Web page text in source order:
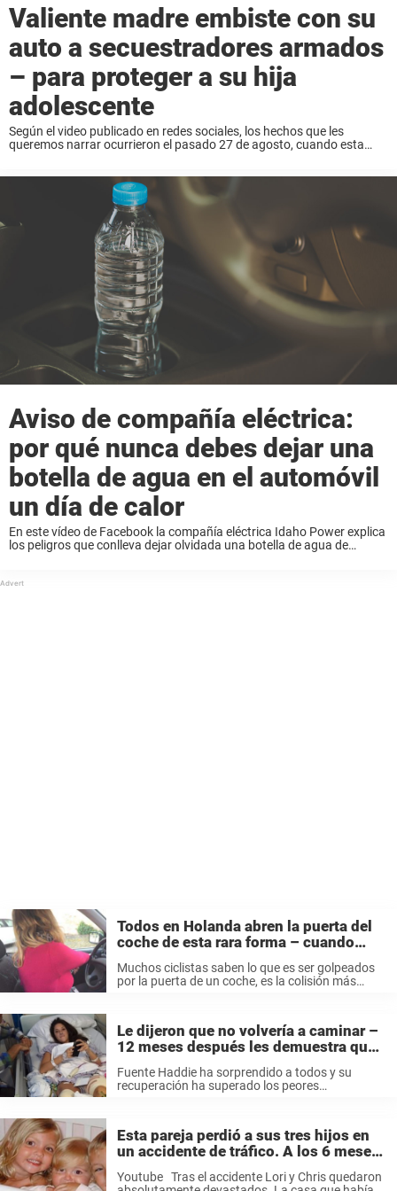
Valiente madre embiste con su
auto a secuestradores armados
– para proteger a su hija
adolescente
Según el video publicado en redes sociales, los hechos que les
queremos narrar ocurrieron el pasado 27 de agosto, cuando esta
Aviso de compañía eléctrica:
por qué nunca debes dejar una
botella de agua en el automóvil
un día de calor
En este vídeo de Facebook la compañía eléctrica Idaho Power explica
los peligros que conlleva dejar olvidada una botella de agua de
Todos en Holanda abren la puerta del
coche de esta rara forma – cuando
Muchos ciclistas saben lo que es ser golpeados
por la puerta de un coche, es la colisión más
Le dijeron que no volvería a caminar –
12 meses después les demuestra que
Fuente Haddie ha sorprendido a todos y su
recuperación ha superado los peores
Esta pareja perdió a sus tres hijos en
un accidente de tráfico. A los 6 meses
vivir.
Youtube Tras el accidente Lori y Chris quedaron